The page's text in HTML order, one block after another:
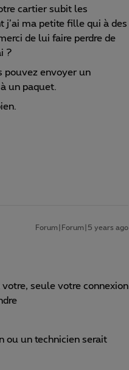
cartier subit les
j’ai ma petite fille qui à des
de lui faire perdre de
?
pouvez envoyer un
un paquet.
Forum|Forum|5 years ago
seule votre connexion
ou un technicien serait